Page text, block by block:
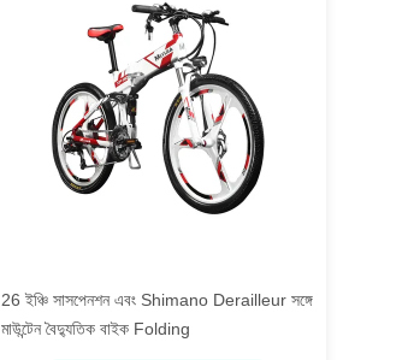
26 ইঞ্চি সাসপেনশন এবং Shimano Derailleur সঙ্গে
মাউন্টেন বৈদ্যুতিক বাইক Folding